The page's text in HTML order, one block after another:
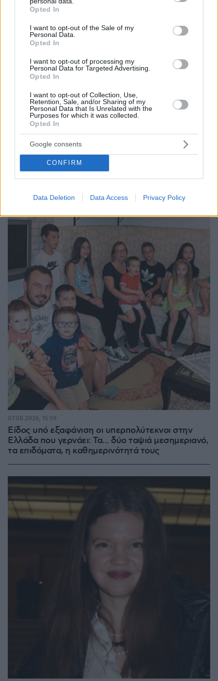
grant or deny consent to Google and its third-party tags to
use your data for below specified purposes in below Google
consent section.
Opted In
I want to opt-out of the Sale of my
Personal Data.
Opted In
I want to opt-out of processing my
Personal Data for Targeted Advertising.
Opted In
I want to opt-out of Collection, Use,
Retention, Sale, and/or Sharing of my
Personal Data that Is Unrelated with the
Purposes for which it was collected.
Opted In
Google consents
CONFIRM
Data Deletion Data Access Privacy Policy
«Πόσα θέλεις για το κορίτσι;»: Τουρίστας στην
Κρήτη ζητά... τιμή για να ασελγήσει σε ανήλικη, τι
καταγγέλλει ο ιδιοκτήτης επιχείρησης
07.08.2026, 18:22
Είδος υπό εξαφάνιση οι υπερπολύτεκνοι στην
Ελλάδα που γερνάει: Τα... δύο ταψιά μεσημεριανό,
τα επιδόματα, η καθημερινότητά τους
07.08.2026, 15:59